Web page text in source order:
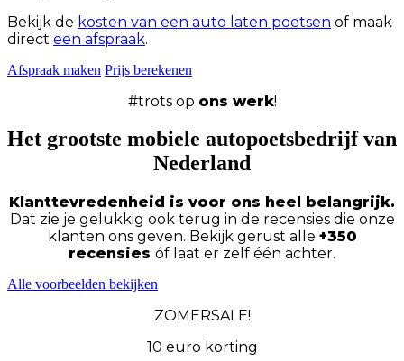
Bekijk de kosten van een auto laten poetsen of maak
direct een afspraak.
Afspraak maken Prijs berekenen
#trots op ons werk!
Het grootste mobiele autopoetsbedrijf van
Nederland
Klanttevredenheid is voor ons heel belangrijk.
Dat zie je gelukkig ook terug in de recensies die onze
klanten ons geven. Bekijk gerust alle +350
recensies óf laat er zelf één achter.
Alle voorbeelden bekijken
ZOMERSALE!
10 euro korting